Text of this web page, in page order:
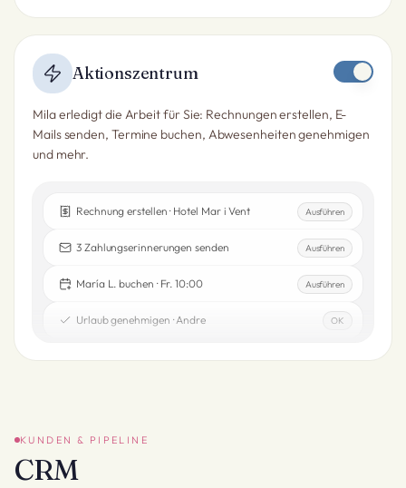
Aktionszentrum
Mila erledigt die Arbeit für Sie: Rechnungen erstellen, E-
Mails senden, Termine buchen, Abwesenheiten genehmigen
und mehr.
Rechnung erstellen · Hotel Mar i Vent Ausführen
3 Zahlungserinnerungen senden Ausführen
María L. buchen · Fr. 10:00 Ausführen
Urlaub genehmigen · Andre OK
KUNDEN & PIPELINE
CRM